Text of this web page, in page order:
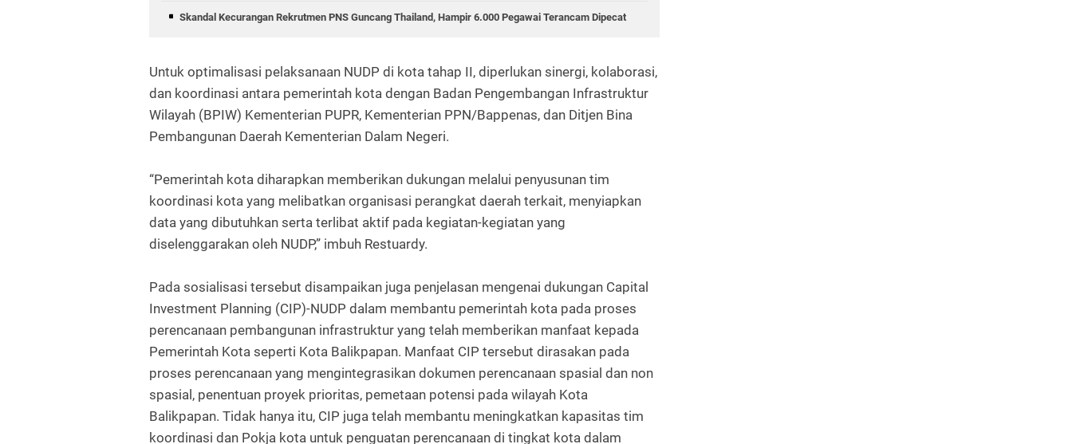
Skandal Kecurangan Rekrutmen PNS Guncang Thailand, Hampir 6.000 Pegawai Terancam Dipecat
Untuk optimalisasi pelaksanaan NUDP di kota tahap II, diperlukan sinergi, kolaborasi,
dan koordinasi antara pemerintah kota dengan Badan Pengembangan Infrastruktur
Wilayah (BPIW) Kementerian PUPR, Kementerian PPN/Bappenas, dan Ditjen Bina
Pembangunan Daerah Kementerian Dalam Negeri.
“Pemerintah kota diharapkan memberikan dukungan melalui penyusunan tim
koordinasi kota yang melibatkan organisasi perangkat daerah terkait, menyiapkan
data yang dibutuhkan serta terlibat aktif pada kegiatan-kegiatan yang
diselenggarakan oleh NUDP,” imbuh Restuardy.
Pada sosialisasi tersebut disampaikan juga penjelasan mengenai dukungan Capital
Investment Planning (CIP)-NUDP dalam membantu pemerintah kota pada proses
perencanaan pembangunan infrastruktur yang telah memberikan manfaat kepada
Pemerintah Kota seperti Kota Balikpapan. Manfaat CIP tersebut dirasakan pada
proses perencanaan yang mengintegrasikan dokumen perencanaan spasial dan non
spasial, penentuan proyek prioritas, pemetaan potensi pada wilayah Kota
Balikpapan. Tidak hanya itu, CIP juga telah membantu meningkatkan kapasitas tim
koordinasi dan Pokja kota untuk penguatan perencanaan di tingkat kota dalam